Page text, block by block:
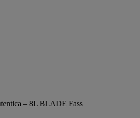
– 8L BLADE Fass